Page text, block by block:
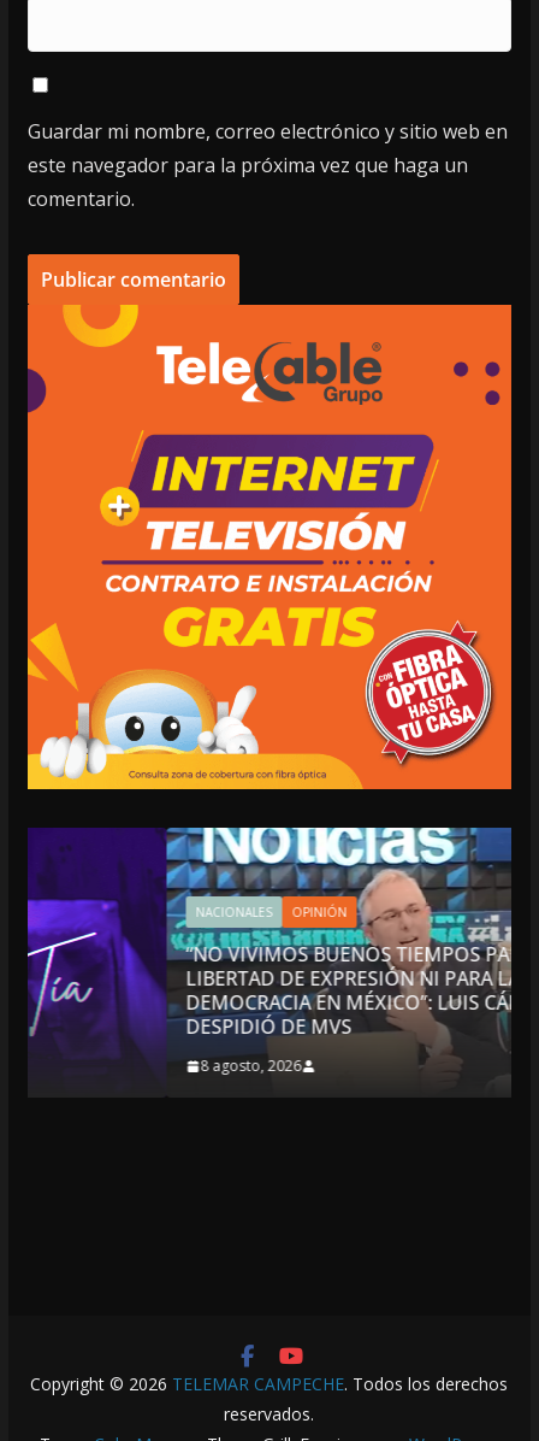
Guardar mi nombre, correo electrónico y sitio web en
este navegador para la próxima vez que haga un
comentario.
NACIONALES OPINIÓN
“NO VIVIMOS BUENOS TIEMPOS PARA LA
LIBERTAD DE EXPRESIÓN NI PARA LA
DEMOCRACIA EN MÉXICO”: LUIS CÁRDENAS; SE
DESPIDIÓ DE MVS
8 agosto, 2026
Copyright © 2026 TELEMAR CAMPECHE. Todos los derechos
reservados.